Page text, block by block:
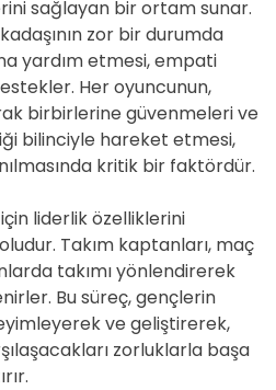
sağlayan bir ortam sunar.
zor bir durumda
yardım etmesi, empati
Her oyuncunun,
birbirlerine güvenmeleri ve
bilinciyle hareket etmesi,
kritik bir faktördür.
liderlik özelliklerini
Takım kaptanları, maç
takımı yönlendirerek
Bu süreç, gençlerin
ve geliştirerek,
zorluklarla başa